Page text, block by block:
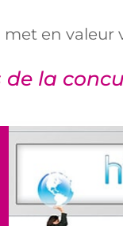
en valeur
la